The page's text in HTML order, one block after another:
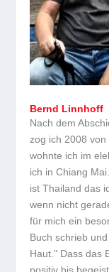
Bernd Linnhoff
Nach dem
zog ich 2008
wohnte ich im
ich in Chiang
ist Thailand das
wenn nicht
für mich ein
Buch schrieb
Haut." Dass das
positiv bis